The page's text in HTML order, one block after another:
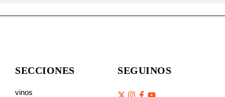
SECCIONES
vinos
SEGUINOS